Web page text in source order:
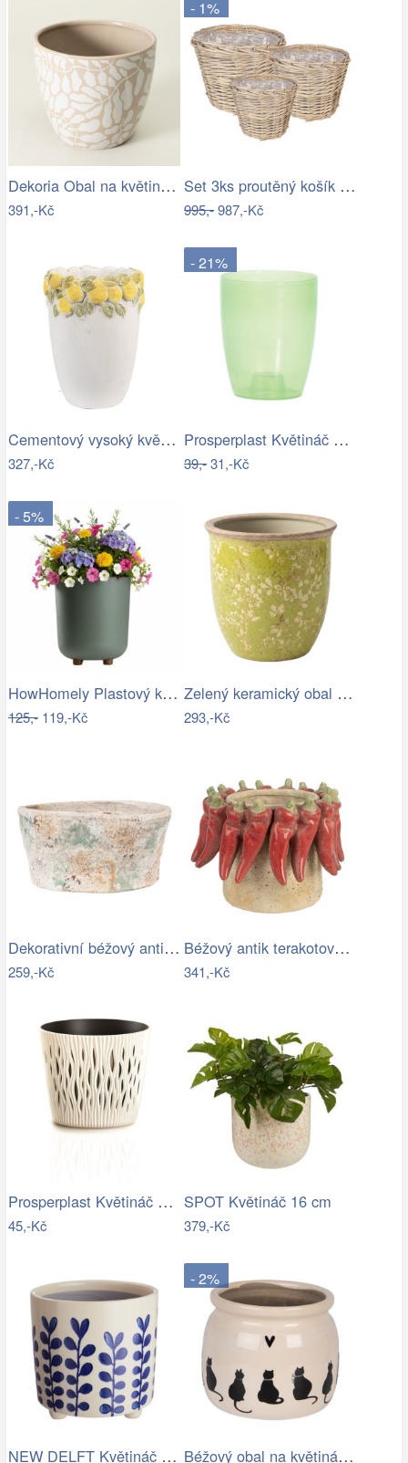
Dekoria Obal na květináč 16x14 cm,…
391,-Kč
- 1%
Set 3ks proutěný košík květináč - Ø 34…
995,-987,-Kč
Cementový vysoký květináč lemovaný…
327,-Kč
- 21%
Prosperplast Květináč Coubi Orchidea…
39,-31,-Kč
- 5%
HowHomely Plastový květináč na…
125,-119,-Kč
Zelený keramický obal na květináč…
293,-Kč
Dekorativní béžový antik terakotový…
259,-Kč
Béžový antik terakotový obal na…
341,-Kč
Prosperplast Květináč s vkladem Sandy…
45,-Kč
SPOT Květináč 16 cm
379,-Kč
NEW DELFT Květináč lístky 13,5 cm
- 2%
Béžový obal na květináč s kočkami a…